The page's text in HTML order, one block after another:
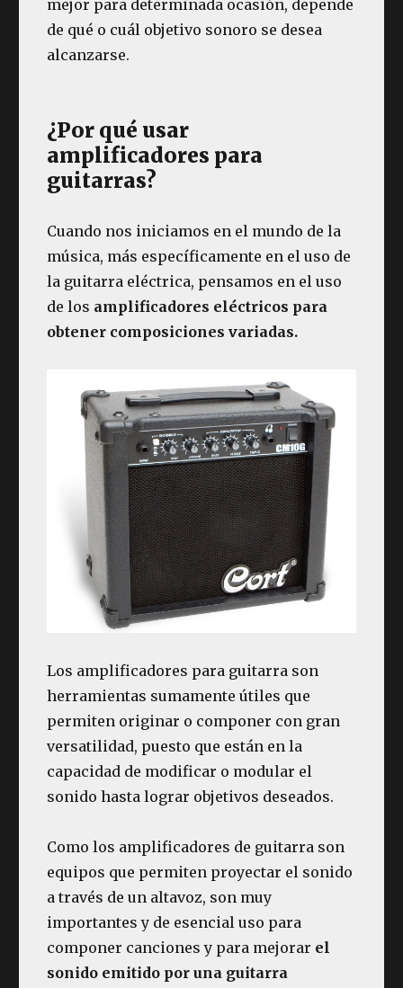
mejor para determinada ocasión, depende
de qué o cuál objetivo sonoro se desea
alcanzarse.
¿Por qué usar
amplificadores para
guitarras?
Cuando nos iniciamos en el mundo de la
música, más específicamente en el uso de
la guitarra eléctrica, pensamos en el uso
de los amplificadores eléctricos para
obtener composiciones variadas.
Los amplificadores para guitarra son
herramientas sumamente útiles que
permiten originar o componer con gran
versatilidad, puesto que están en la
capacidad de modificar o modular el
sonido hasta lograr objetivos deseados.
Como los amplificadores de guitarra son
equipos que permiten proyectar el sonido
a través de un altavoz, son muy
importantes y de esencial uso para
componer canciones y para mejorar el
sonido emitido por una guitarra